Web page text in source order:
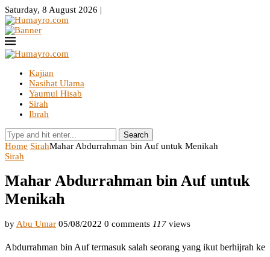
Saturday, 8 August 2026 |
Kajian
Nasihat Ulama
Yaumul Hisab
Sirah
Ibrah
Search
Home SirahMahar Abdurrahman bin Auf untuk Menikah
Sirah
Mahar Abdurrahman bin Auf untuk
Menikah
by Abu Umar 05/08/2022 0 comments 117 views
Abdurrahman bin Auf termasuk salah seorang yang ikut berhijrah ke